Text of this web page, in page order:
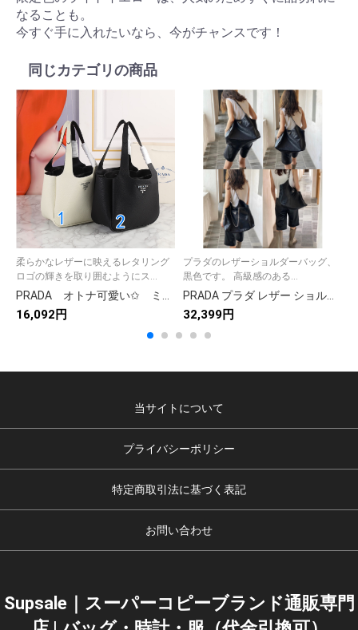
なることも。
今すぐ手に入れたいなら、今がチャンスです！
同じカテゴリの商品
柔らかなレザーに映えるレタリング
ロゴの輝きを取り囲むようにス...
PRADA オトナ可愛い✩ ミディアム レザートート プラダ トートバッグ ブラック/ホワイト 2色
16,092円
プラダのレザーショルダーバッグ、
黒色です。 高級感のある...
PRADA プラダ レザー ショルダーバッグ 黒 1色入
32,399円
当サイトについて
プライバシーポリシー
特定商取引法に基づく表記
お問い合わせ
Supsale｜スーパーコピーブランド通販専門